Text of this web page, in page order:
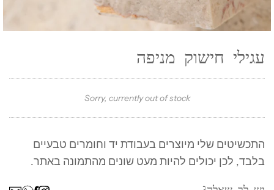
עגילי חישוק מניפה
Sorry, currently out of stock
התכשיטים שלי מיוצרים בעבודת יד וחומרים טבעיים
בלבד, לכן יכולים להיות מעט שונים מהתמונה באתר.